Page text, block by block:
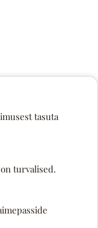
tasuta
turvalised.